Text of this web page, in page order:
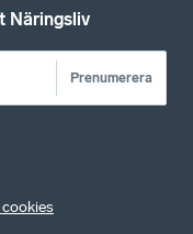
Näringsliv
Prenumerera